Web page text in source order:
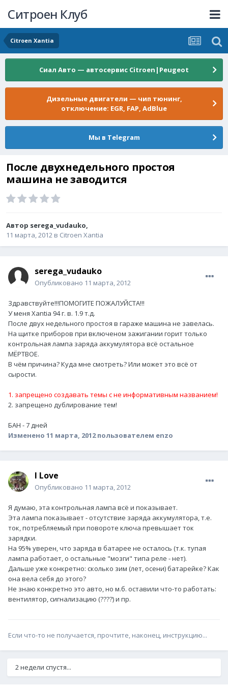
Ситроен Клуб
Citroen Xantia
Сиал Авто — автосервис Citroen|Peugeot
Дизельные двигатели — чип тюнинг,
отключение: EGR, FAP, AdBlue
Мы в Telegram
После двухнедельного простоя
машина не заводится
Автор serega_vudauko,
11 марта, 2012 в Citroen Xantia
serega_vudauko
Опубликовано 11 марта, 2012
Здравствуйте!!!ПОМОГИТЕ ПОЖАЛУЙСТА!!!
У меня Xantia 94 г. в. 1.9 т.д.
После двух недельного простоя в гараже машина не завелась.
На щитке приборов при включеном зажигании горит только
контрольная лампа заряда аккумулятора всё остальное
МЁРТВОЕ.
В чём причина? Куда мне смотреть? Или может это всё от
сырости.
1. запрещено создавать темы с не информативным названием!
2. запрещено дублирование тем!
БАН - 7 дней
Изменено 11 марта, 2012пользователем enzo
I Love
Опубликовано 11 марта, 2012
Я думаю, эта контрольная лампа всё и показывает.
Эта лампа показывает - отсутствие заряда аккумулятора, т.е.
ток, потребляемый при повороте ключа превышает ток
зарядки.
На 95% уверен, что заряда в батарее не осталось (т.к. тупая
лампа работает, о остальные "мозги" типа реле - нет).
Дальше уже конкретно: сколько зим (лет, осени) батарейке? Как
она вела себя до этого?
Не знаю конкретно это авто, но м.б. оставили что-то работать:
вентилятор, сигнализацию (????) и пр.
Если что-то не получается, прочтите, наконец, инструкцию...
2 недели спустя...